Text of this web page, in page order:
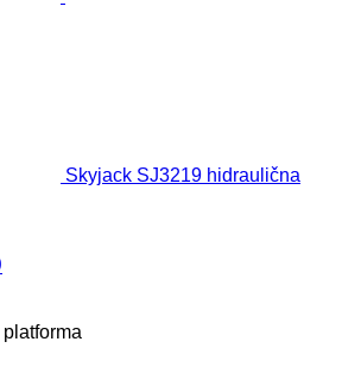
Skyjack SJ3219 hidraulična